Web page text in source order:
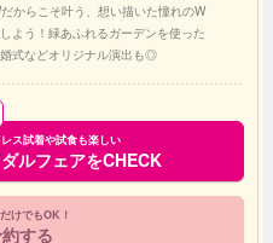
からこそ叶う、想い描いた憧れのW
よう！緑あふれるガーデンを使った
式などオリジナル演出も◎
レス試着や試食も楽しい
ルフェアをCHECK
けでもOK！
する